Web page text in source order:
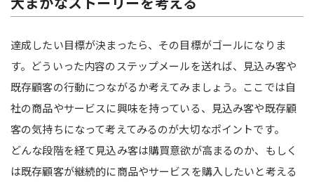
達成したい目標が決まったら、その目標がゴールになりま
す。どういった内容のステップメールを送れば、見込み客や
既存顧客の行動につながるか考えてみましょう。ここでは自
社の商品やサービスに興味を持っている、見込み客や既存顧
客の気持ちになって考えてみるのが大切なポイントです。
どんな段階を経て見込み客は購買意欲が高まるのか、もしく
は既存顧客が継続的に商品やサービスを購入したいと考える